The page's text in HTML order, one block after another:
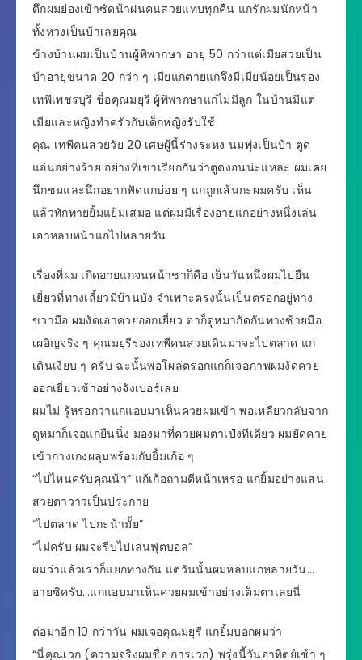
ดึกผมย่องเข้าซัดน้าฝนคนสวยแทบทุกคืน แกรักผมนักหน้า
ทั้งหวงเป็นบ้าเลยคุณ
ข้างบ้านผมเป็นบ้านผู้พิพากษา อายุ 50 กว่าแต่เมียสวยเป็น
บ้าอายุขนาด 20 กว่า ๆ เมียแกตายแกจึงมีเมียน้อยเป็นรอง
เทพีเพชรบุรี ชื่อคุณมยุรี ผู้พิพากษาแก่ไม่มีลูก ในบ้านมีแต่
เมียและหญิงทำครัวกับเด็กหญิงรับใช้
คุณ เทพีคนสวยวัย 20 เศษผู้นี้ร่างระหง นมพุ่งเป็นบ้า ตูด
แอ่นอย่างร้าย อย่างที่เขาเรียกกันว่าตูดงอนน่ะแหละ ผมเคย
นึกชมและนึกอยากฟัดแกบ่อย ๆ แกถูกเส้นกะผมครับ เห็น
แล้วทักทายยิ้มแย้มเสมอ แต่ผมมีเรื่องอายแกอย่างหนึ่งเล่น
เอาหลบหน้าแกไปหลายวัน
เรื่องที่ผม เกิดอายแกจนหน้าชาก็คือ เย็นวันหนึ่งผมไปยืน
เยี่ยวที่ทางเลี้ยวมีบ้านบัง จำเพาะตรงนั้นเป็นตรอกอยู่ทาง
ขวามือ ผมงัดเอาควยออกเยี่ยว ตาก็ดูหมากัดกันทางซ้ายมือ
เผอิญจริง ๆ คุณมยุรีรองเทพีคนสวยเดินมาจะไปตลาด แก
เดินเงียบ ๆ ครับ ฉะนั้นพอโผล่ตรอกแกก็เจอภาพผมงัดควย
ออกเยี่ยวเข้าอย่างจังเบอร์เลย
ผมไม่ รู้หรอกว่าแกแอบมาเห็นควยผมเข้า พอเหลียวกลับจาก
ดูหมาก็เจอแกยืนนิ่ง มองมาที่ควยผมตาเป๋งทีเดียว ผมยัดควย
เข้ากางเกงผลุบพร้อมกับยิ้มเก้อ ๆ
“ไปไหนครับคุณน้า” แก้เก้อถามตีหน้าเหรอ แกยิ้มอย่างแสน
สวยตาวาวเป็นประกาย
“ไปตลาด ไปกะน้ามั้ย”
“ไม่ครับ ผมจะรีบไปเล่นฟุตบอล”
ผมว่าแล้วเราก็แยกทางกัน แต่วันนั้นผมหลบแกหลายวัน…
อายซิครับ…แกแอบมาเห็นควยผมเข้าอย่างเต็มตาเลยนี่
ต่อมาอีก 10 กว่าวัน ผมเจอคุณมยุรี แกยิ้มบอกผมว่า
“นี่คุณเวก (ความจริงผมชื่อ การเวก) พรุ่งนี้วันอาทิตย์เช้า ๆ